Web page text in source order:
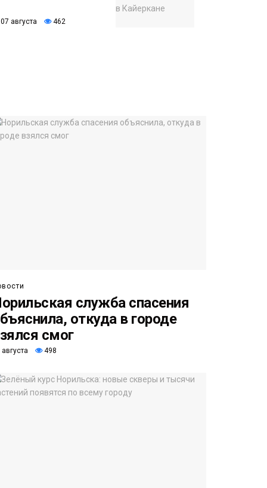
07 августа 462
служба спасения
откуда в городе
смог
498